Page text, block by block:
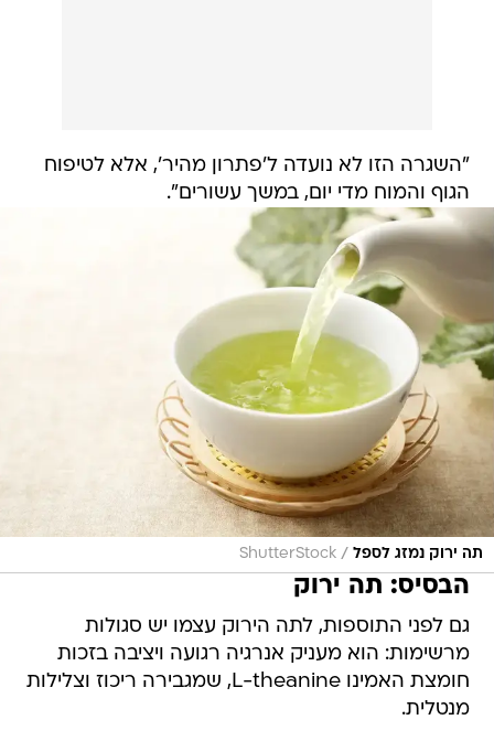
"השגרה הזו לא נועדה ל'פתרון מהיר', אלא לטיפוח
הגוף והמוח מדי יום, במשך עשורים".
תה ירוק נמזג לספל /
ShutterStock
הבסיס: תה ירוק
גם לפני התוספות, לתה הירוק עצמו יש סגולות
מרשימות: הוא מעניק אנרגיה רגועה ויציבה בזכות
חומצת האמינו L-theanine, שמגבירה ריכוז וצלילות
מנטלית.